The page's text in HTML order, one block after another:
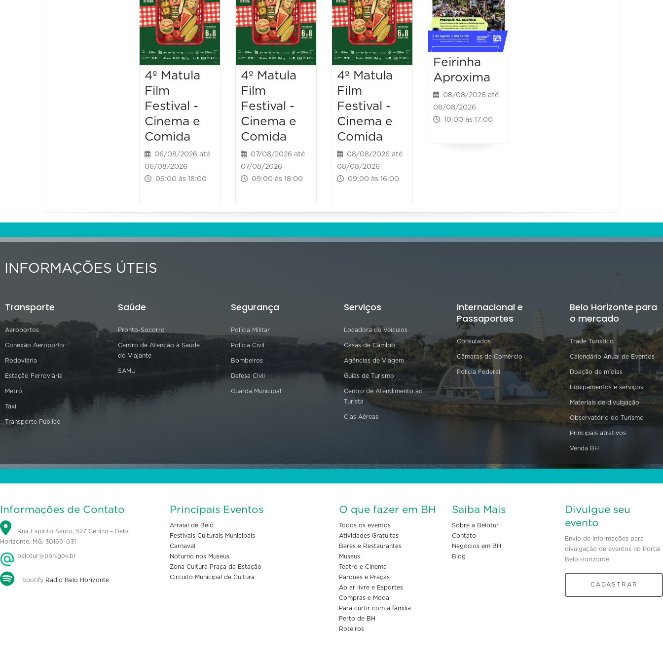
4º Matula
Film
Festival -
Cinema e
Comida
06/08/2026 até
06/08/2026
09:00 às 18:00
4º Matula
Film
Festival -
Cinema e
Comida
07/08/2026 até
07/08/2026
09:00 às 18:00
4º Matula
Film
Festival -
Cinema e
Comida
08/08/2026 até
08/08/2026
09:00 às 16:00
Feirinha
Aproxima
08/08/2026 até
08/08/2026
10:00 às 17:00
INFORMAÇÕES ÚTEIS
Transporte
Aeroportos
Conexão Aeroporto
Rodoviária
Estação Ferroviária
Metrô
Táxi
Transporte Público
Saúde
Pronto-Socorro
Centro de Atenção à Saúde
do Viajante
SAMU
Segurança
Polícia Militar
Polícia Civil
Bombeiros
Defesa Civil
Guarda Municipal
Serviços
Locadora de Veículos
Casas de Câmbio
Agências de Viagem
Guias de Turismo
Centro de Atendimento ao
Turista
Cias Aéreas
Internacional e
Passaportes
Consulados
Câmaras de Comércio
Polícia Federal
Belo Horizonte para
o mercado
Trade Turístico
Calendário Anual de Eventos
Doação de mídias
Equipamentos e serviços
Materiais de divulgação
Observatório do Turismo
Principais atrativos
Venda BH
Informações de Contato
Rua Espírito Santo, 527 Centro - Belo
Horizonte, MG, 30160-031
belotur@pbh.gov.br
Spotify Rádio Belo Horizonte
Principais Eventos
Arraial de Belô
Festivais Culturais Municipais
Carnaval
Noturno nos Museus
Zona Cultura Praça da Estação
Circuito Municipal de Cultura
O que fazer em BH
Todos os eventos
Atividades Gratuitas
Bares e Restaurantes
Museus
Teatro e Cinema
Parques e Praças
Ao ar livre e Esportes
Compras e Moda
Para curtir com a familia
Perto de BH
Roteiros
Saiba Mais
Sobre a Belotur
Contato
Negócios em BH
Blog
Divulgue seu
evento
Envio de informações para
divulgação de eventos no Portal
Belo Horizonte
CADASTRAR